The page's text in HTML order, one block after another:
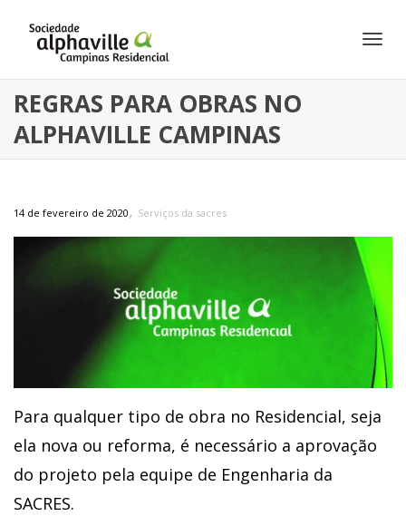
REGRAS PARA OBRAS NO
ALPHAVILLE CAMPINAS
14 de fevereiro de 2020, Serviços da sacres
Para qualquer tipo de obra no Residencial, seja
ela nova ou reforma, é necessário a aprovação
do projeto pela equipe de Engenharia da
SACRES.